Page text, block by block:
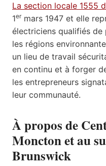
La section locale 1555
1er mars 1947 et elle
électriciens qualifiés
les régions
un lieu de travail
en continu et à forger
les entrepreneurs
leur communauté.
À propos de
Moncton et au
Brunswick